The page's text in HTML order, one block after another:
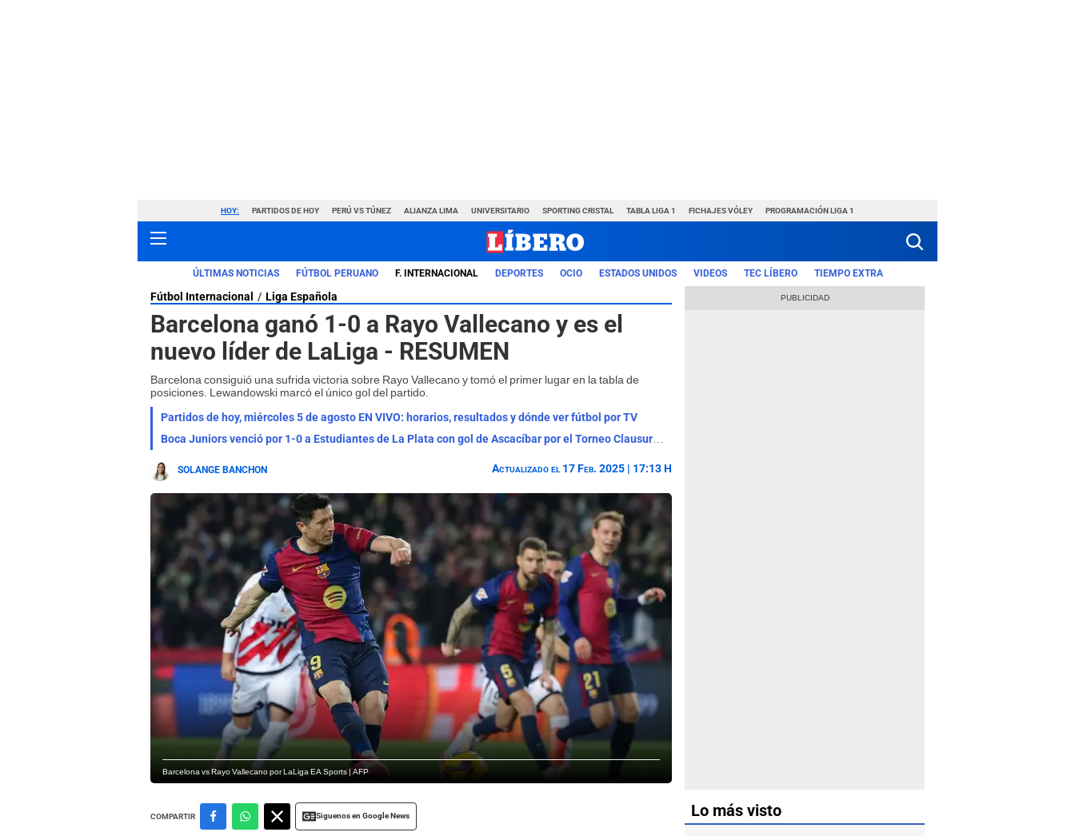
HOY: PARTIDOS DE HOY PERÚ VS TÚNEZ ALIANZA LIMA UNIVERSITARIO SPORTING CRISTAL TABLA LIGA 1 FICHAJES VÓLEY PROGRAMACIÓN LIGA 1
ÚLTIMAS NOTICIAS FÚTBOL PERUANO F. INTERNACIONAL DEPORTES OCIO ESTADOS UNIDOS VIDEOS TEC LÍBERO TIEMPO EXTRA
Fútbol Internacional Liga Española
Barcelona ganó 1-0 a Rayo Vallecano y es el
nuevo líder de LaLiga - RESUMEN
Barcelona consiguió una sufrida victoria sobre Rayo Vallecano y tomó el primer lugar en la tabla de
posiciones. Lewandowski marcó el único gol del partido.
Partidos de hoy, miércoles 5 de agosto EN VIVO: horarios, resultados y dónde ver fútbol por TV
Boca Juniors venció por 1-0 a Estudiantes de La Plata con gol de Ascacíbar por el Torneo Clausura 2026
SOLANGE BANCHON Actualizado el 17 Feb. 2025 | 17:13 H
Barcelona vs Rayo Vallecano por LaLiga EA Sports | AFP
COMPARTIR Siguenos en Google News Lo más visto